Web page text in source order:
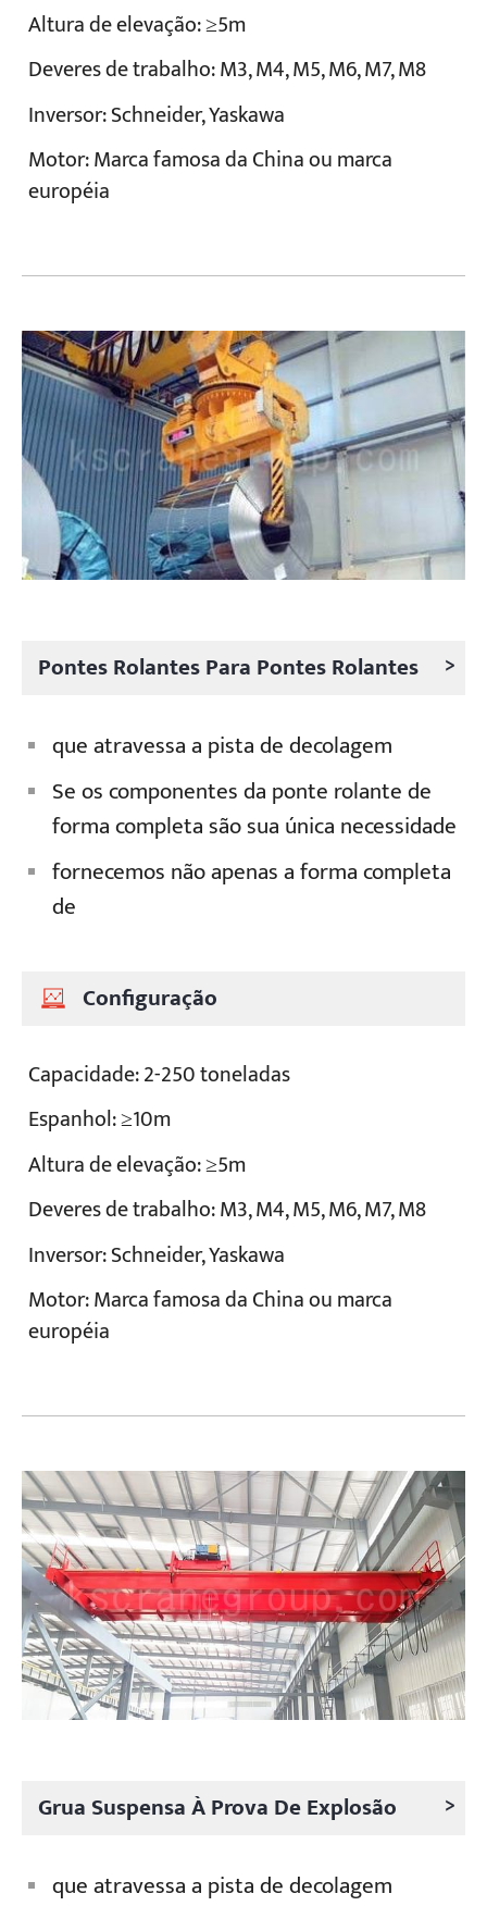
Altura de elevação: ≥5m
Deveres de trabalho: M3, M4, M5, M6, M7, M8
Inversor: Schneider, Yaskawa
Motor: Marca famosa da China ou marca
européia
Pontes Rolantes Para Pontes Rolantes >
que atravessa a pista de decolagem
Se os componentes da ponte rolante de
forma completa são sua única necessidade
fornecemos não apenas a forma completa
de
Configuração
Capacidade: 2-250 toneladas
Espanhol: ≥10m
Altura de elevação: ≥5m
Deveres de trabalho: M3, M4, M5, M6, M7, M8
Inversor: Schneider, Yaskawa
Motor: Marca famosa da China ou marca
européia
Grua Suspensa À Prova De Explosão >
que atravessa a pista de decolagem